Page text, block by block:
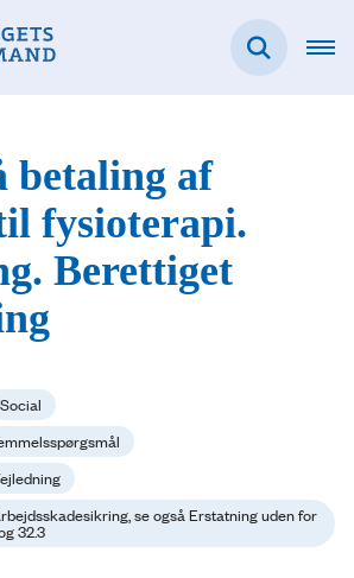
betaling af
fysioterapi.
Berettiget
Social
se også Erstatning uden for
32.3